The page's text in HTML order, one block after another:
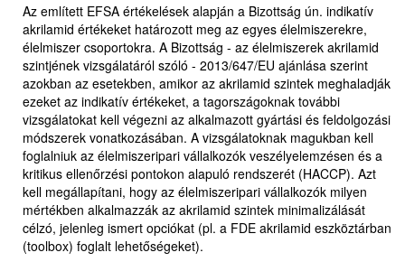
Az említett EFSA értékelések alapján a Bizottság ún. indikatív
akrilamid értékeket határozott meg az egyes élelmiszerekre,
élelmiszer csoportokra. A Bizottság - az élelmiszerek akrilamid
szintjének vizsgálatáról szóló - 2013/647/EU ajánlása szerint
azokban az esetekben, amikor az akrilamid szintek meghaladják
ezeket az indikatív értékeket, a tagországoknak további
vizsgálatokat kell végezni az alkalmazott gyártási és feldolgozási
módszerek vonatkozásában. A vizsgálatoknak magukban kell
foglalniuk az élelmiszeripari vállalkozók veszélyelemzésen és a
kritikus ellenőrzési pontokon alapuló rendszerét (HACCP). Azt
kell megállapítani, hogy az élelmiszeripari vállalkozók milyen
mértékben alkalmazzák az akrilamid szintek minimalizálását
célzó, jelenleg ismert opciókat (pl. a FDE akrilamid eszköztárban
(toolbox) foglalt lehetőségeket).